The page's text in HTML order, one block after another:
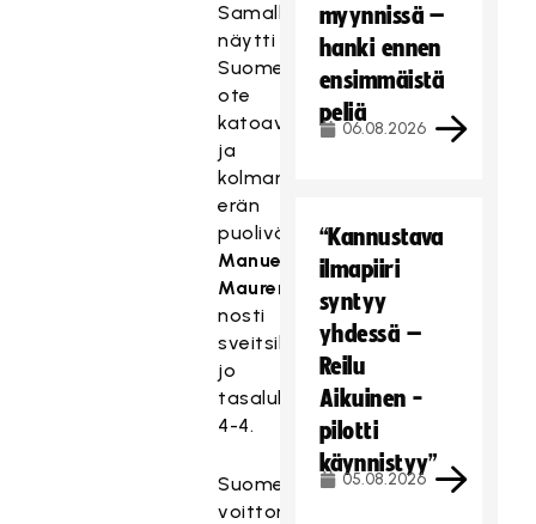
Samalla
näytti
Suomen
ote
katoavan,
ja
kolmannen
erän
puolivälissä
Manuel
Maurer
nosti
sveitsiläiset
jo
tasalukemiin
4-4.
Suomen
voittomaali
myynnissä –
hanki ennen
ensimmäistä
peliä
06.08.2026
“Kannustava
ilmapiiri
syntyy
yhdessä –
Reilu
Aikuinen -
pilotti
käynnistyy”
05.08.2026